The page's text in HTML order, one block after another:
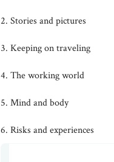
2. Stories and pictures
3. Keeping on traveling
4. The working world
5. Mind and body
6. Risks and experiences